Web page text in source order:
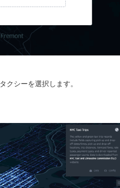
クシーを選択します。